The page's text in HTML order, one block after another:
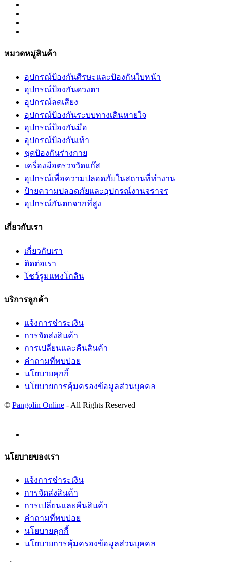
หมวดหมู่สินค้า
อุปกรณ์ป้องกันศีรษะและป้องกันใบหน้า
อุปกรณ์ป้องกันดวงตา
อุปกรณ์ลดเสียง
อุปกรณ์ป้องกันระบบทางเดินหายใจ
อุปกรณ์ป้องกันมือ
อุปกรณ์ป้องกันเท้า
ชุดป้องกันร่างกาย
เครื่องมือตรวจวัดแก๊ส
อุปกรณ์เพื่อความปลอดภัยในสถานที่ทำงาน
ป้ายความปลอดภัยและอุปกรณ์งานจราจร
อุปกรณ์กันตกจากที่สูง
เกี่ยวกับเรา
เกี่ยวกับเรา
ติดต่อเรา
โชว์รูมแพงโกลิน
บริการลูกค้า
แจ้งการชำระเงิน
การจัดส่งสินค้า
การเปลี่ยนและคืนสินค้า
คำถามที่พบบ่อย
นโยบายคุกกี้
นโยบายการคุ้มครองข้อมูลส่วนบุคคล
© Pangolin Online - All Rights Reserved
นโยบายของเรา
แจ้งการชำระเงิน
การจัดส่งสินค้า
การเปลี่ยนและคืนสินค้า
คำถามที่พบบ่อย
นโยบายคุกกี้
นโยบายการคุ้มครองข้อมูลส่วนบุคคล